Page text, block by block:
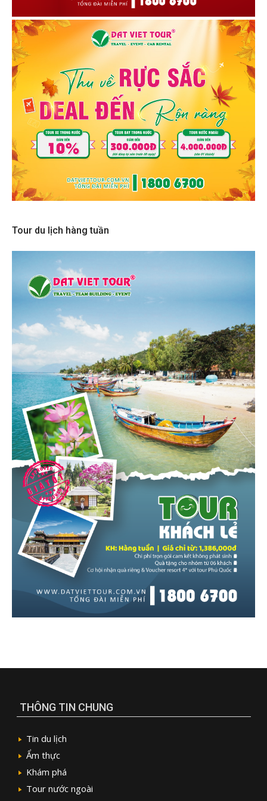
Tour du lịch hàng tuần
THÔNG TIN CHUNG
Tin du lịch
Ẩm thực
Khám phá
Tour nước ngoài